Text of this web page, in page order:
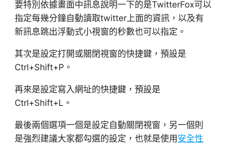
要特別依據畫面中訊息說明一下的是TwitterFox可以
指定每幾分鐘自動讀取twitter上面的資訊，以及有
新訊息跳出浮動式小視窗的秒數也可以指定。
其次是設定打開或關閉視窗的快捷鍵，預設是
Ctrl+Shift+P。
再來是設定寫入網址的快捷鍵，預設是
Ctrl+Shift+L。
最後兩個選項一個是設定自動關閉視窗，另一個則
是強烈建議大家都勾選的設定，也就是使用安全性